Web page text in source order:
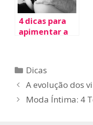
4 dicas para
apimentar a
Categorias
Dicas
Navegação
de
A evolução dos
Moda Íntima: 4